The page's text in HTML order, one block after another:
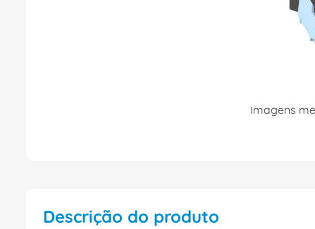
Imagens
Descrição do produto